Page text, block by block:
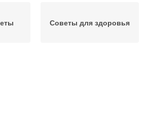
Советы для здоровья